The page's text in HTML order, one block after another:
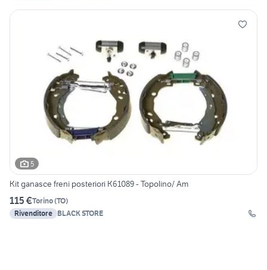
5
Kit ganasce freni posteriori K61089 - Topolino/ Am
115 €Torino(TO)
Rivenditore BLACK STORE